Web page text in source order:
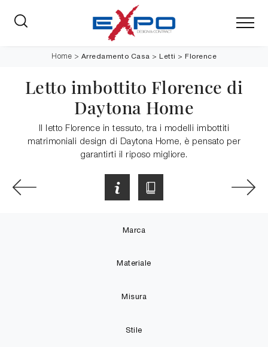
Home > Arredamento Casa > Letti > Florence
Letto imbottito Florence di
Daytona Home
Il letto Florence in tessuto, tra i modelli imbottiti
matrimoniali design di Daytona Home, è pensato per
garantirti il riposo migliore.
Marca
Materiale
Misura
Stile